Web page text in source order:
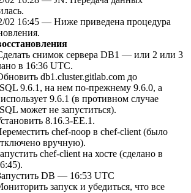
02 16:45 — Ниже приведена процедура
снимок сервера DB1 — или 2 или 3
в 16:36 UTC.
db1.cluster.gitlab.com до
9.6.1, на нем по-прежнему 9.6.0, а
9.6.1 (в противном случае
может не запуститься).
8.16.3-EE.1.
chef-noop в chef-client (было
вручную).
chef-client на хосте (сделано в
DB — 16:53 UTC
запуск и убедиться, что все